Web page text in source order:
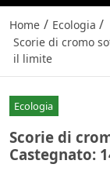
Home / Ecologia /
Scorie di cromo
il limite
Ecologia
Scorie di
Castegnato: